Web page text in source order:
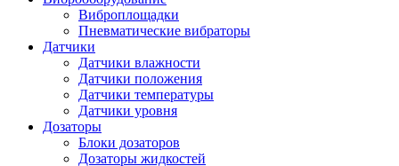
Виброплощадки
Пневматические вибраторы
Датчики
Датчики влажности
Датчики положения
Датчики температуры
Датчики уровня
Дозаторы
Блоки дозаторов
Дозаторы жидкостей